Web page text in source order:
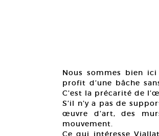
Nous sommes bien
profit d’une bâche
C’est la précarité de
S’il n’y a pas de
œuvre d’art, des
mouvement.
Ce qui intéresse